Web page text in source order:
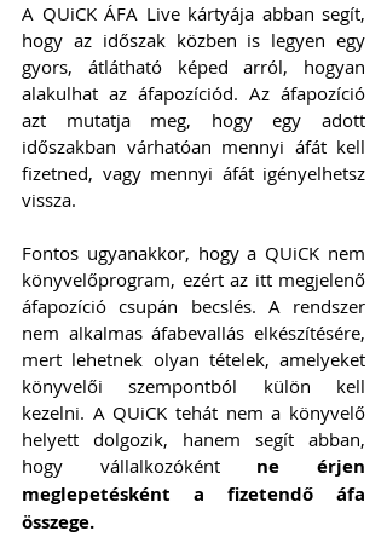
A QUiCK ÁFA Live kártyája abban segít,
hogy az időszak közben is legyen egy
gyors, átlátható képed arról, hogyan
alakulhat az áfapozíciód. Az áfapozíció
azt mutatja meg, hogy egy adott
időszakban várhatóan mennyi áfát kell
fizetned, vagy mennyi áfát igényelhetsz
vissza.
Fontos ugyanakkor, hogy a QUiCK nem
könyvelőprogram, ezért az itt megjelenő
áfapozíció csupán becslés. A rendszer
nem alkalmas áfabevallás elkészítésére,
mert lehetnek olyan tételek, amelyeket
könyvelői szempontból külön kell
kezelni. A QUiCK tehát nem a könyvelő
helyett dolgozik, hanem segít abban,
hogy vállalkozóként ne érjen
meglepetésként a fizetendő áfa
összege.